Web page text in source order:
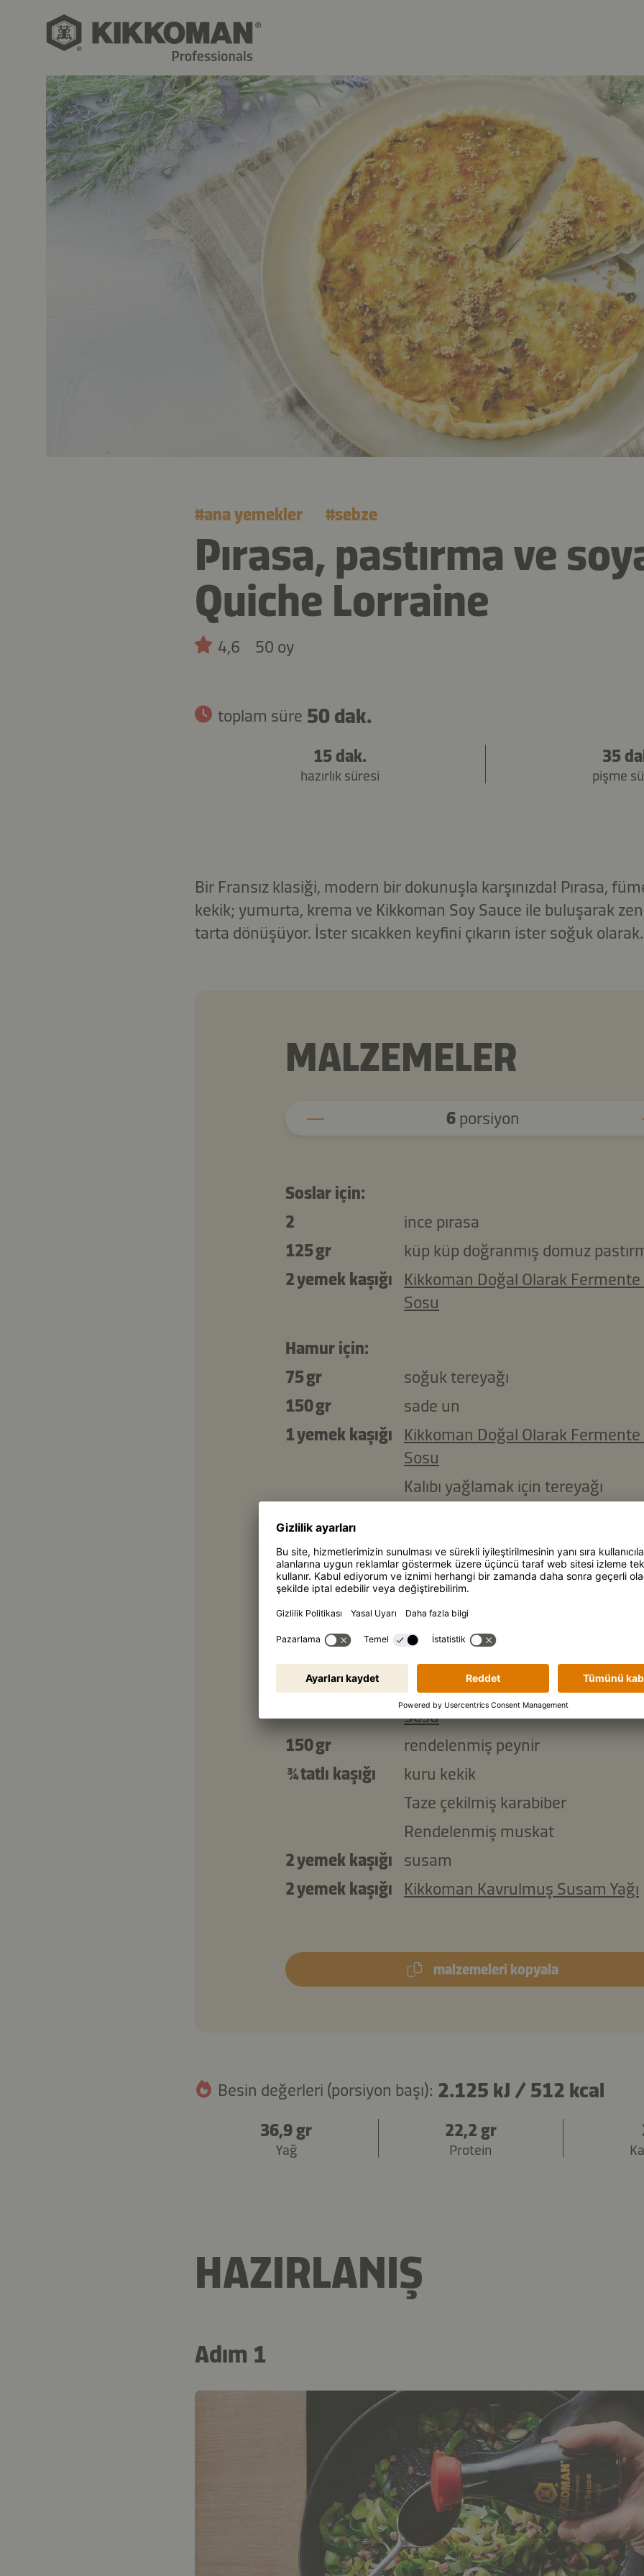
#ana yemekler #sebze
Pırasa, pastırma ve
Quiche Lorraine
4,6 50 oy
toplam süre 50 dak.
15 dak.
hazırlık süresi
35
pişme
Bir Fransız klasiği, modern bir dokunuşla karşınızda! Pırasa,
kekik; yumurta, krema ve Kikkoman Soy Sauce ile buluşarak
tarta dönüşüyor. İster sıcakken keyfini çıkarın ister soğuk olarak.
MALZEMELER
6porsiyon
Soslar için:
2
ince pırasa
125 gr
küp küp doğranmış domuz
2 yemek kaşığı
Kikkoman Doğal Olarak Fermente
Sosu
Hamur için:
75 gr
soğuk tereyağı
150 gr
sade un
1 yemek kaşığı
Kikkoman Doğal Olarak Fermente
Sosu
Kalıbı yağlamak için tereyağı
Alternatif olarak:
Hazır quiche veya tart hamurları
İç harcı ve üzerine sürmek için:
4
yumurta
200 gr
krema
90 ml
Kikkoman Doğal Olarak Fermente
Sosu
150 gr
rendelenmiş peynir
¾ tatlı kaşığı
kuru kekik
Taze çekilmiş karabiber
Rendelenmiş muskat
2 yemek kaşığı
susam
2 yemek kaşığı
Kikkoman Kavrulmuş Susam Yağı
malzemeleri kopyala
Besin değerleri (porsiyon başı): 2.125 kJ / 512 kcal
36,9 gr
Yağ
22,2 gr
Protein
HAZIRLANIŞ
Adım 1